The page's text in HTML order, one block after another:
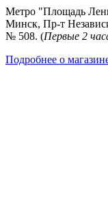
Метро "Площадь
Минск, Пр-т
№ 508. (Первые 2
Подробнее о